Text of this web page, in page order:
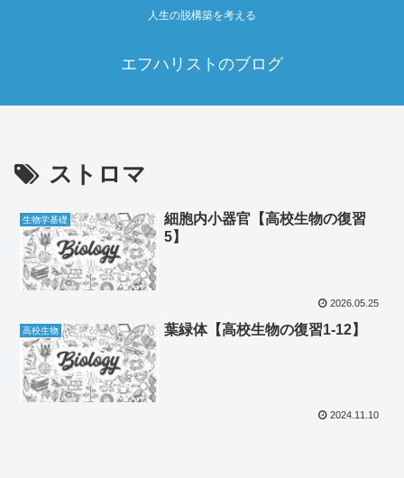
人生の脱構築を考える
エフハリストのブログ
ストロマ
生物学基礎
細胞内小器官【高校生物の復習
5】
2026.05.25
高校生物 葉緑体【高校生物の復習1-12】
2024.11.10